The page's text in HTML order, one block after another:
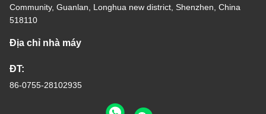
Community, Guanlan, Longhua new district, Shenzhen, China
518110
Địa chỉ nhà máy
ĐT:
86-0755-28102935